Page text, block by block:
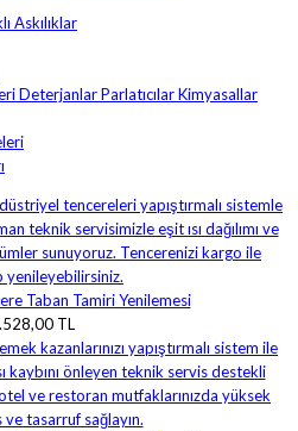
Askılıklar
Deterjanlar Parlatıcılar Kimyasallar
Taban Tamiri Yenilemesi
TL